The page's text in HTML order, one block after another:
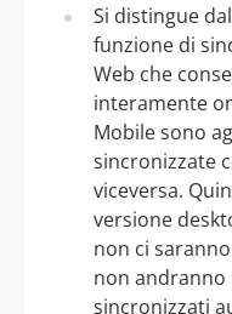
Si distingue
funzione di
Web che
interamente
Mobile sono
sincronizzate
viceversa.
versione
non ci
non andranno
sincronizzati